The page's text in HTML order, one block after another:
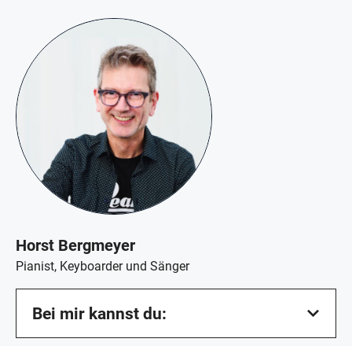
Horst Bergmeyer
Pianist, Keyboarder und Sänger
Bei mir kannst du: